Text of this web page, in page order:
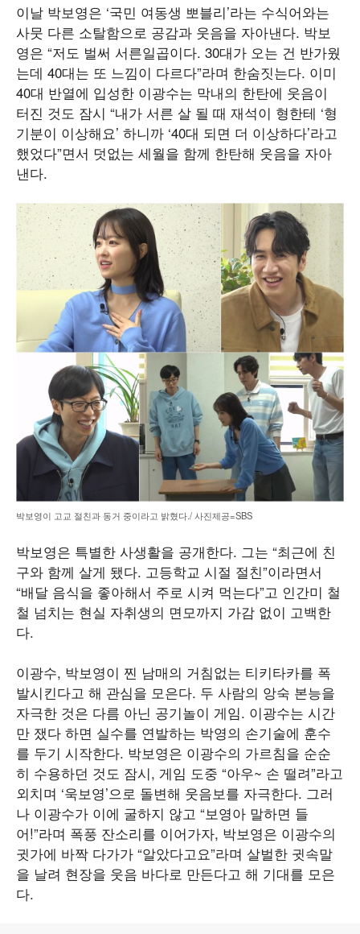
이날 박보영은 ‘국민 여동생 뽀블리’라는 수식어와는
사뭇 다른 소탈함으로 공감과 웃음을 자아낸다. 박보
영은 “저도 벌써 서른일곱이다. 30대가 오는 건 반가웠
는데 40대는 또 느낌이 다르다”라며 한숨짓는다. 이미
40대 반열에 입성한 이광수는 막내의 한탄에 웃음이
터진 것도 잠시 “내가 서른 살 될 때 재석이 형한테 ‘형
기분이 이상해요’ 하니까 ‘40대 되면 더 이상하다’라고
했었다”면서 덧없는 세월을 함께 한탄해 웃음을 자아
낸다.
박보영이 고교 절친과 동거 중이라고 밝혔다./ 사진제공=SBS
박보영은 특별한 사생활을 공개한다. 그는 “최근에 친
구와 함께 살게 됐다. 고등학교 시절 절친”이라면서
“배달 음식을 좋아해서 주로 시켜 먹는다”고 인간미 철
철 넘치는 현실 자취생의 면모까지 가감 없이 고백한
다.
이광수, 박보영이 찐 남매의 거침없는 티키타카를 폭
발시킨다고 해 관심을 모은다. 두 사람의 앙숙 본능을
자극한 것은 다름 아닌 공기놀이 게임. 이광수는 시간
만 쟀다 하면 실수를 연발하는 박영의 손기술에 훈수
를 두기 시작한다. 박보영은 이광수의 가르침을 순순
히 수용하던 것도 잠시, 게임 도중 “아우~ 손 떨려”라고
외치며 ‘욱보영’으로 돌변해 웃음보를 자극한다. 그러
나 이광수가 이에 굴하지 않고 “보영아 말하면 들
어!”라며 폭풍 잔소리를 이어가자, 박보영은 이광수의
귓가에 바짝 다가가 “알았다고요”라며 살벌한 귓속말
을 날려 현장을 웃음 바다로 만든다고 해 기대를 모은
다.